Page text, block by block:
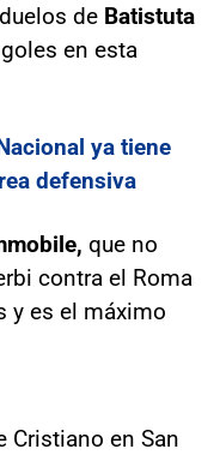
de Batistuta
en esta
ya tiene
defensiva
que no
contra el Roma
y es el máximo
Cristiano en San